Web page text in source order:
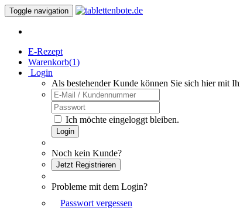
Toggle navigation
E-Rezept
Warenkorb(1)
Login
Als bestehender Kunde können Sie sich hier mit
Ich möchte eingeloggt bleiben.
Login
Noch kein Kunde?
Jetzt Registrieren
Probleme mit dem Login?
Passwort vergessen